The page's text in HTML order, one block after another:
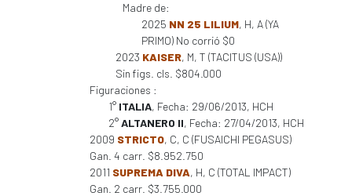
Madre de:
2025 NN 25 LILIUM, H, A (YA
PRIMO) No corrió $0
2023 KAISER, M, T (TACITUS (USA))
Sin figs. cls. $804.000
Figuraciones :
1° ITALIA, Fecha: 29/06/2013, HCH
2°ALTANERO II, Fecha: 27/04/2013, HCH
2009 STRICTO, C, C (FUSAICHI PEGASUS)
Gan. 4 carr. $8.952.750
2011 SUPREMA DIVA, H, C (TOTAL IMPACT)
Gan. 2 carr. $3.755.000